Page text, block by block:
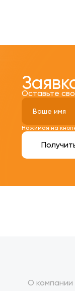
Оставьте
Нажимая на
О компании